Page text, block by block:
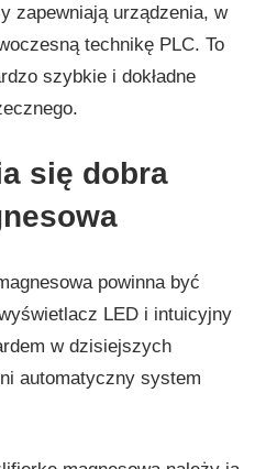
zapewniają urządzenia, w
technikę PLC. To
szybkie i dokładne
się dobra
powinna być
LED i intuicyjny
w dzisiejszych
automatyczny system